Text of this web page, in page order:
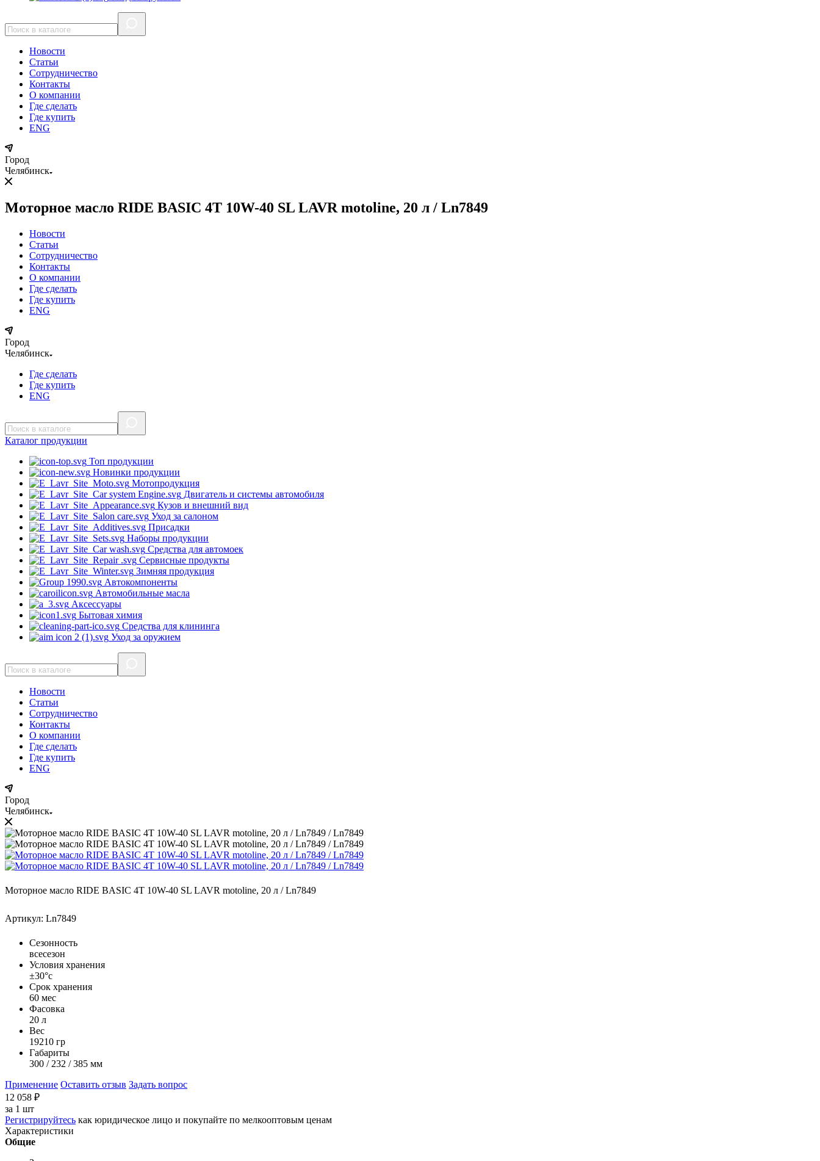
Новости
Статьи
Сотрудничество
Контакты
О компании
Где сделать
Где купить
ENG
Город
Челябинск
Моторное масло RIDE BASIC 4T 10W-40 SL LAVR motoline, 20 л / Ln7849
Новости
Статьи
Сотрудничество
Контакты
О компании
Где сделать
Где купить
ENG
Город
Челябинск
Где сделать
Где купить
ENG
Каталог продукции
Топ продукции
Новинки продукции
Мотопродукция
Двигатель и системы автомобиля
Кузов и внешний вид
Уход за салоном
Присадки
Наборы продукции
Средства для автомоек
Сервисные продукты
Зимняя продукция
Автокомпоненты
Автомобильные масла
Аксессуары
Бытовая химия
Средства для клининга
Уход за оружием
Новости
Статьи
Сотрудничество
Контакты
О компании
Где сделать
Где купить
ENG
Город
Челябинск
Моторное масло RIDE BASIC 4T 10W-40 SL LAVR motoline, 20 л / Ln7849
Артикул: Ln7849
Сезонность
всесезон
Условия хранения
±30°с
Срок хранения
60 мес
Фасовка
20 л
Вес
19210 гр
Габариты
300 / 232 / 385 мм
Применение Оставить отзыв Задать вопрос
12 058 ₽
за 1 шт
Регистрируйтесь как юридическое лицо и покупайте по мелкооптовым ценам
Характеристики
Общие